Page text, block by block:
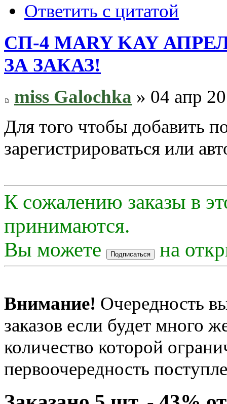
Ответить с цитатой
СП-4 MARY KAY
ЗА ЗАКАЗ!
miss Galochka » 04 апр
Для того чтобы добавить
зарегистрироваться или
К сожалению заказы в
принимаются.
Вы можете
на
Внимание! Очередность
заказов если будет много
количество которой
первоочередность